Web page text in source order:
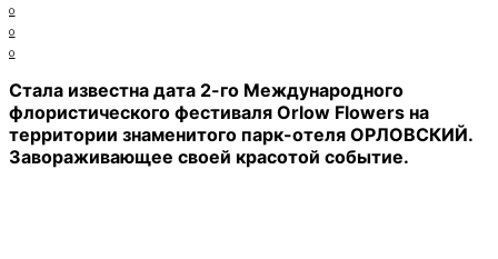
0
0
0
Стала известна дата 2-го Международного
флористического фестиваля Orlow Flowers на
территории знаменитого парк-отеля ОРЛОВСКИЙ.
Завораживающее своей красотой событие.